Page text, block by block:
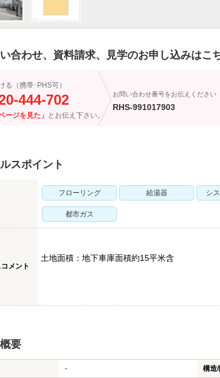
合わせ、資料請求、見学のお申し込みはこ
る（携帯･PHS可）
444-702
ージを見た」 とお伝え下さい。
お問い合わせ番号をお伝えください
RHS-991017903
スポイント
フローリング 給湯器 シ
都市ガス
メント
土地面積：地下車庫面積約15平米含
要
- 構造